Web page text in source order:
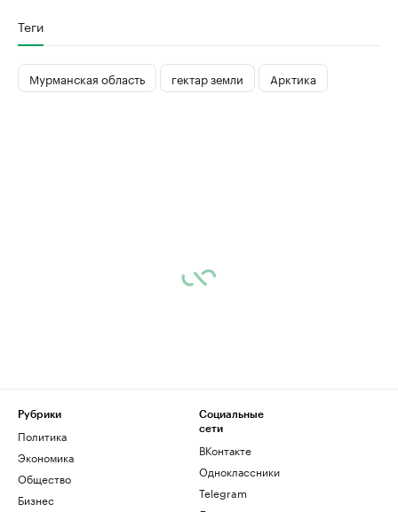
Теги
Мурманская область гектар земли Арктика
Рубрики
Политика
Экономика
Общество
Бизнес
Социальные
сети
ВКонтакте
Одноклассники
Telegram